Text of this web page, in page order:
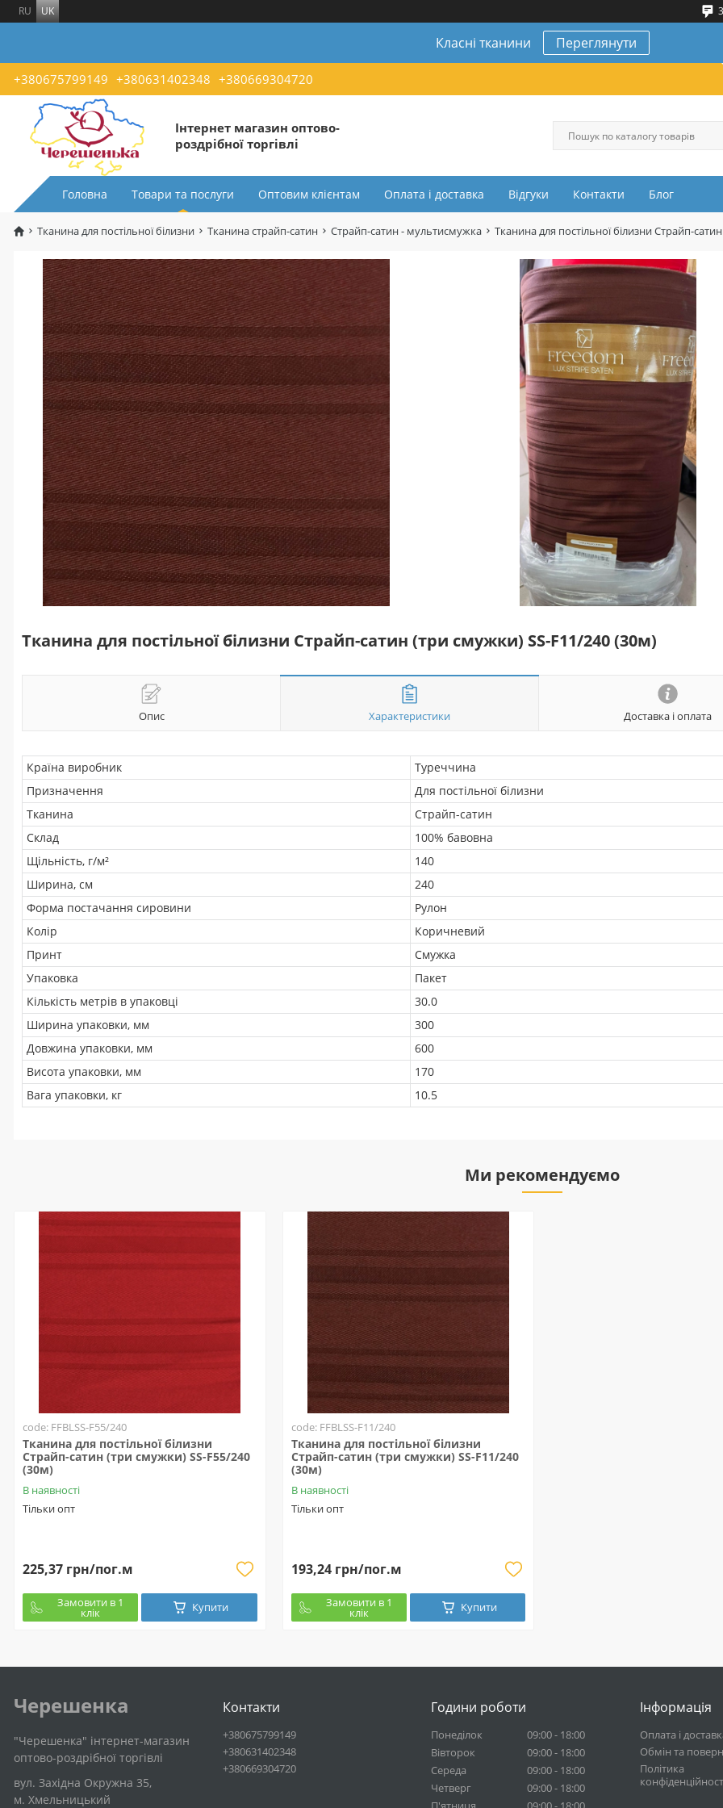
RU UK
Класні тканини Переглянути
+380675799149 +380631402348 +380669304720
Інтернет магазин оптово-
роздрібної торгівлі
Головна Товари та послуги Оптовим клієнтам Оплата і доставка Відгуки Контакти Блог
Тканина для постільної білизни Тканина страйп-сатин Страйп-сатин - мультисмужка Тканина для постільної білизни Страйп-
Тканина для постільної білизни Страйп-сатин (три смужки) SS-F11/240 (30м)
Опис Характеристики Доставка і оплата
Країна виробник
Туреччина
Призначення
Для постільної білизни
Тканина
Страйп-сатин
Склад
100% бавовна
Щільність, г/м²
140
Ширина, см
240
Форма постачання сировини
Рулон
Колір
Коричневий
Принт
Смужка
Упаковка
Пакет
Кількість метрів в упаковці
30.0
Ширина упаковки, мм
300
Довжина упаковки, мм
600
Висота упаковки, мм
170
Вага упаковки, кг
10.5
Ми рекомендуємо
code: FFBLSS-F55/240
Тканина для постільної білизни
Страйп-сатин (три смужки) SS-F55/240
(30м)
В наявності
Тільки опт
225,37 грн/пог.м
Замовити в 1
клік Купити
code: FFBLSS-F11/240
Тканина для постільної білизни
Страйп-сатин (три смужки) SS-F11/240
(30м)
В наявності
Тільки опт
193,24 грн/пог.м
Замовити в 1
клік Купити
Черешенка
"Черешенка" інтернет-магазин
оптово-роздрібної торгівлі
вул. Західна Окружна 35,
м. Хмельницький
Контакти
+380675799149
+380631402348
+380669304720
Години роботи
Понеділок
09:00 - 18:00
Вівторок
09:00 - 18:00
Середа
09:00 - 18:00
Четверг
09:00 - 18:00
Інформація
Оплата і
Обмін та
Політика